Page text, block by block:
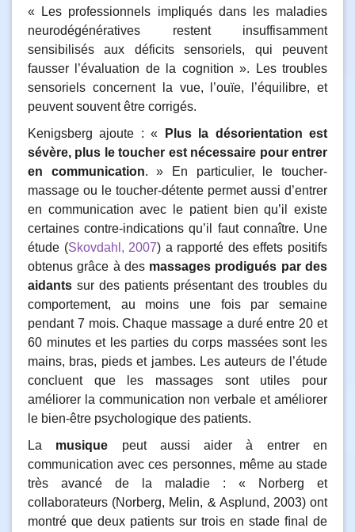
« Les professionnels impliqués dans les maladies
neurodégénératives restent insuffisamment
sensibilisés aux déficits sensoriels, qui peuvent
fausser l’évaluation de la cognition ». Les troubles
sensoriels concernent la vue, l’ouïe, l’équilibre, et
peuvent souvent être corrigés.
Kenigsberg ajoute : «
Plus la désorientation est
sévère, plus le toucher est nécessaire pour entrer
en communication. » En particulier, le toucher-
massage ou le toucher-détente permet aussi d’entrer
en communication avec le patient bien qu’il existe
certaines contre-indications qu’il faut connaître. Une
étude (Skovdahl, 2007) a rapporté des effets positifs
obtenus grâce à des massages prodigués par des
aidants sur des patients présentant des troubles du
comportement, au moins une fois par semaine
pendant 7 mois. Chaque massage a duré entre 20 et
60 minutes et les parties du corps massées sont les
mains, bras, pieds et jambes. Les auteurs de l’étude
concluent que les massages sont utiles pour
améliorer la communication non verbale et améliorer
le bien-être psychologique des patients.
La musique peut aussi aider à entrer en
communication avec ces personnes, même au stade
très avancé de la maladie : « Norberg et
collaborateurs (Norberg, Melin, & Asplund, 2003) ont
montré que deux patients sur trois en stade ﬁnal de